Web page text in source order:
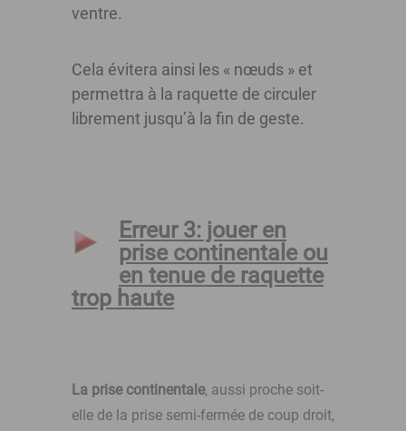
ventre.
Cela évitera ainsi les « nœuds » et
permettra à la raquette de circuler
librement jusqu’à la fin de geste.
Erreur 3: jouer en
prise continentale ou
en tenue de raquette
trop haute
La prise continentale, aussi proche soit-
elle de la prise semi-fermée de coup droit,